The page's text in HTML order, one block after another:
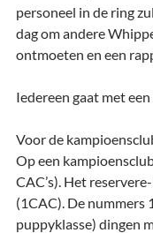
personeel in de ring
dag om andere
ontmoeten en een
Iedereen gaat met
Voor de
Op een
CAC’s). Het
(1CAC). De nummers
puppyklasse) dingen